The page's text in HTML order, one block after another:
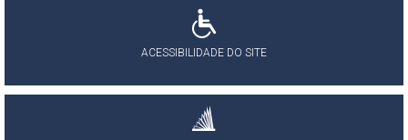
ACESSIBILIDADE DO SITE